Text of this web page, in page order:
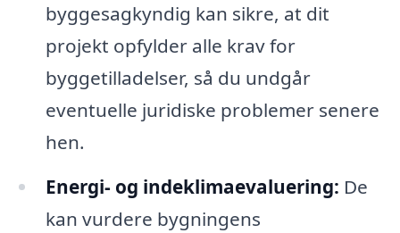
byggesagkyndig kan sikre, at dit
projekt opfylder alle krav for
byggetilladelser, så du undgår
eventuelle juridiske problemer senere
hen.
Energi- og indeklimaevaluering: De
kan vurdere bygningens